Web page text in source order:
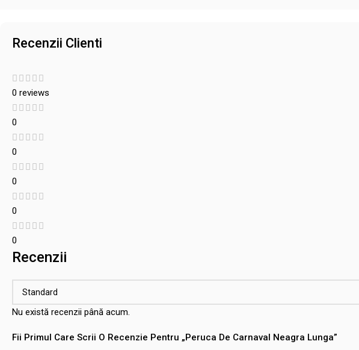
Recenzii Clienti
0 reviews
0
0
0
0
0
Recenzii
Nu există recenzii până acum.
Fii Primul Care Scrii O Recenzie Pentru „Peruca De Carnaval Neagra Lunga”